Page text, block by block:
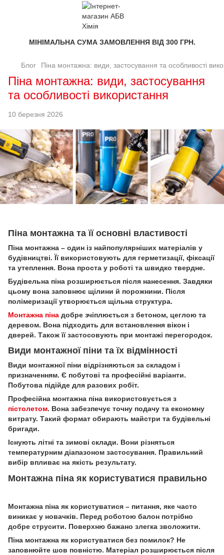
МІНІМАЛЬНА СУМА ЗАМОВЛЕННЯ ВІД 300 ГРН.
Блог Піна монтажна: види, застосування та особливості
Піна монтажна: види, застосування
та особливості використання
10 березня 2026
Піна монтажна та її основні властивості
Піна монтажна – один із найпопулярніших матеріалів у
будівництві. Її використовують для герметизації, фіксації
та утеплення. Вона проста у роботі та швидко твердне.
Будівельна піна розширюється після нанесення. Завдяки
цьому вона заповнює щілини й порожнини. Після
полімеризації утворюється щільна структура.
Монтажна піна добре зчіплюється з бетоном, цеглою та
деревом. Вона підходить для встановлення вікон і
дверей. Також її застосовують при монтажі перегородок.
Види монтажної піни та їх відмінності
Види монтажної піни відрізняються за складом і
призначенням. Є побутові та професійні варіанти.
Побутова підійде для разових робіт.
Професійна монтажна піна використовується з
пістолетом. Вона забезпечує точну подачу та економну
витрату. Такий формат обирають майстри та будівельні
бригади.
Існують літні та зимові склади. Вони різняться
температурним діапазоном застосування. Правильний
вибір впливає на якість результату.
Монтажна піна як користуватися правильно
Монтажна піна як користуватися – питання, яке часто
виникає у новачків. Перед роботою балон потрібно
добре струсити. Поверхню бажано злегка зволожити.
Піна монтажна як користуватися без помилок? Не
заповнюйте шов повністю. Матеріал розширюється після